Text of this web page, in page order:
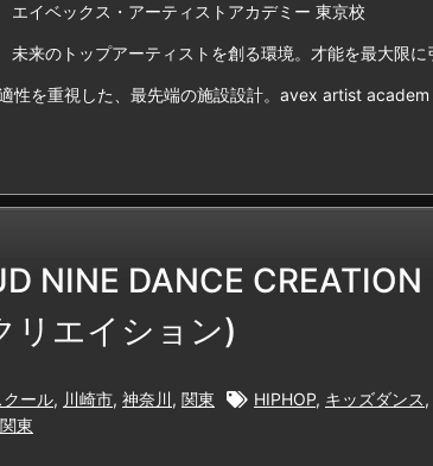
エイベックス・アーティストアカデミー 東京校
未来のトップアーティストを創る環境。才能を最大限
性を重視した、最先端の施設設計。avex artist academ
NINE DANCE
リエイション)
クール, 川崎市, 神奈川, 関東 HIPHOP, キッズダンス,
関東